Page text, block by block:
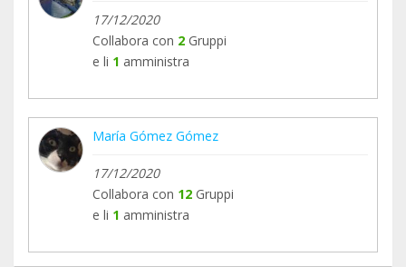
17/12/2020
Collabora con 2 Gruppi
e li 1 amministra
María Gómez Gómez
17/12/2020
Collabora con 12 Gruppi
e li 1 amministra